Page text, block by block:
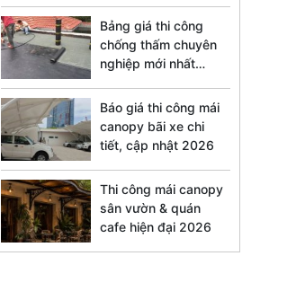
Bảng giá thi công
chống thấm chuyên
nghiệp mới nhất
Báo giá thi công mái
canopy bãi xe chi
tiết, cập nhật 2026
Thi công mái canopy
sân vườn & quán
cafe hiện đại 2026